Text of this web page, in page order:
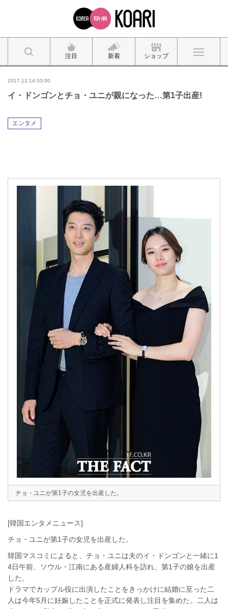
注目 新着 ショップ
2017.12.14 03:00
イ・ドンゴンとチョ・ユニが親になった…第1子出産!
エンタメ
チョ・ユニが第1子の女児を出産した。
[韓国エンタメニュース]
チョ・ユニが第1子の女児を出産した。
韓国マスコミによると、チョ・ユニは夫のイ・ドンゴンと一緒に1
4日午前、ソウル・江南にある産婦人科を訪れ、第1子の娘を出産
した。
ドラマでカップル役に出演したことをきっかけに結婚に至った二
人は今年5月に妊娠したことを正式に発表し注目を集めた。二人は